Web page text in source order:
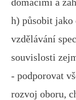
h) působit jako
vzdělávání
souvislosti
- podporovat
rozvoj oboru,